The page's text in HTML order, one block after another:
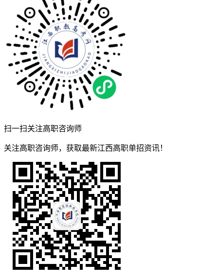
扫一扫关注高职咨询师
关注高职咨询师，获取最新江西高职单招资讯！